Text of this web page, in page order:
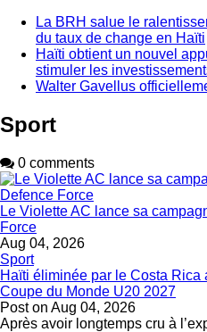
La BRH salue le
du taux de change en Haïti
Haïti obtient un nouvel
stimuler les
Walter Gavellus
Sport
0 comments
Le Violette AC lance sa
Force
Aug 04, 2026
Sport
Haïti éliminée par le Costa Rica
Coupe du Monde U20 2027
Post on Aug 04, 2026
Après avoir longtemps cru à